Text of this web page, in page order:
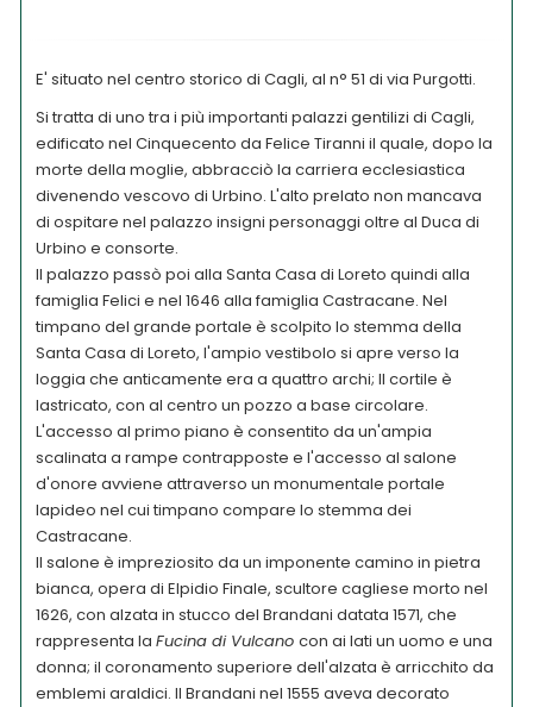
E' situato nel centro storico di Cagli, al n° 51 di via Purgotti.
Si tratta di uno tra i più importanti palazzi gentilizi di Cagli,
edificato nel Cinquecento da Felice Tiranni il quale, dopo la
morte della moglie, abbracciò la carriera ecclesiastica
divenendo vescovo di Urbino. L'alto prelato non mancava
di ospitare nel palazzo insigni personaggi oltre al Duca di
Urbino e consorte.
Il palazzo passò poi alla Santa Casa di Loreto quindi alla
famiglia Felici e nel 1646 alla famiglia Castracane. Nel
timpano del grande portale è scolpito lo stemma della
Santa Casa di Loreto, l'ampio vestibolo si apre verso la
loggia che anticamente era a quattro archi; Il cortile è
lastricato, con al centro un pozzo a base circolare.
L'accesso al primo piano è consentito da un'ampia
scalinata a rampe contrapposte e l'accesso al salone
d'onore avviene attraverso un monumentale portale
lapideo nel cui timpano compare lo stemma dei
Castracane.
Il salone è impreziosito da un imponente camino in pietra
bianca, opera di Elpidio Finale, scultore cagliese morto nel
1626, con alzata in stucco del Brandani datata 1571, che
rappresenta la Fucina di Vulcano con ai lati un uomo e una
donna; il coronamento superiore dell'alzata è arricchito da
emblemi araldici. Il Brandani nel 1555 aveva decorato